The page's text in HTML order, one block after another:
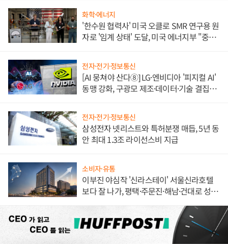
화학·에너지
'한수원 협력사' 미국 오클로 SMR 연구용 원
자로 '임계 상태' 도달, 미국 에너지부 "중요
전자·전기·정보통신
[AI 뭉쳐야 산다⑧] LG·엔비디아 '피지컬 AI'
동맹 강화, 구광모 제조·데이터·기술 결집
전자·전기·정보통신
삼성전자 넷리스트와 특허분쟁 매듭, 5년 동
안 최대 1.3조 라이선스비 지급
소비자·유통
이부진 야심작 '신라스테이' 서울신라호텔
보다 잘 나가, 평택·주문진·해남·건대로 성